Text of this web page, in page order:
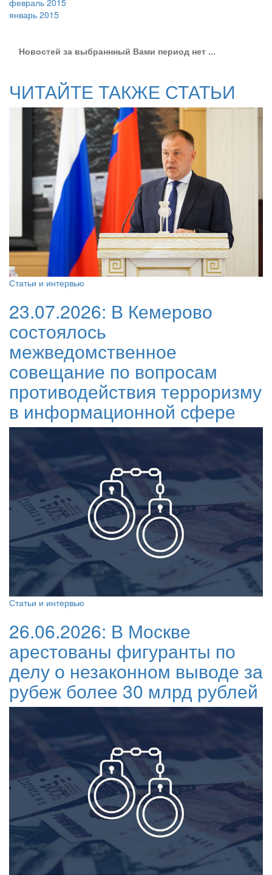
февраль 2015
январь 2015
Новостей за выбраннный Вами период нет ...
ЧИТАЙТЕ ТАКЖЕ СТАТЬИ
Статьи и интервью
23.07.2026: В Кемерово
состоялось
межведомственное
совещание по вопросам
противодействия терроризму
в информационной сфере
Статьи и интервью
26.06.2026: В Москве
арестованы фигуранты по
делу о незаконном выводе за
рубеж более 30 млрд рублей